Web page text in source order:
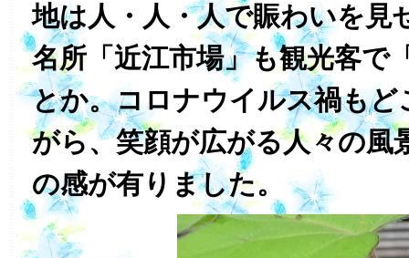
地は人・人・人で賑わいを見
名所「近江市場」も観光客で
とか。コロナウイルス禍もど
がら、笑顔が広がる人々の風
の感が有りました。